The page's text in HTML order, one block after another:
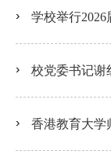
香港教育大学